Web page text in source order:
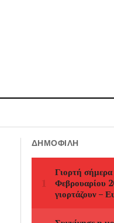
ΔΗΜΟΦΙΛΉ